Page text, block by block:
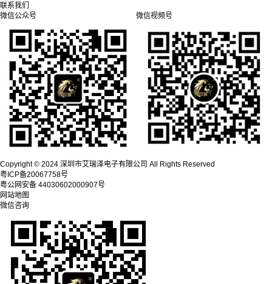
联系我们
微信公众号
微信视频号
Copyright © 2024 深圳市艾瑞泽电子有限公司 All Rights Reserved
粤ICP备20067758号
粤公网安备 44030602000907号
网站地图
微信咨询